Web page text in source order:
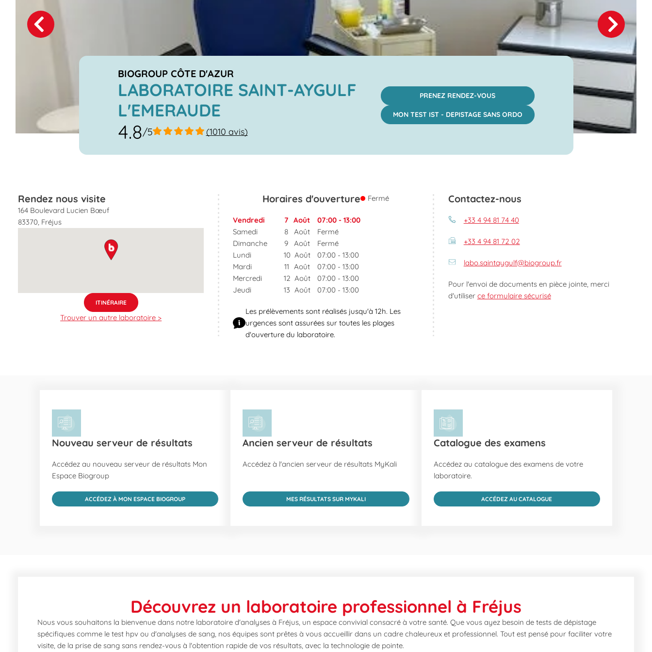
BIOGROUP CÔTE D'AZUR
LABORATOIRE SAINT-AYGULF
L'EMERAUDE
4.8/5 (1010 avis)
PRENEZ RENDEZ-VOUS
MON TEST IST - DEPISTAGE SANS ORDO
Previous
Next
Rendez nous visite
164 Boulevard Lucien Bœuf
83370, Fréjus
map pin
ITINÉRAIRE
Trouver un autre laboratoire >
Horaires d'ouverture Fermé
Vendredi 7 Août 07:00 -13:00
Samedi
8 Août
Fermé
Dimanche
9 Août
Fermé
Lundi
10 Août 07:00 -13:00
Mardi
11 Août 07:00 -13:00
Mercredi
12 Août 07:00 -13:00
Jeudi
13 Août 07:00 -13:00
Les prélèvements sont réalisés jusqu'à 12h. Les
urgences sont assurées sur toutes les plages
d'ouverture du laboratoire.
Contactez-nous
+33 4 94 81 74 40
+33 4 94 81 72 02
labo.saintaygulf@biogroup.fr
Pour l'envoi de documents en pièce jointe, merci
d'utiliser ce formulaire sécurisé
Nouveau serveur de résultats
Accédez au nouveau serveur de résultats Mon
Espace Biogroup
ACCÉDEZ À MON ESPACE BIOGROUP
Ancien serveur de résultats
Accédez à l'ancien serveur de résultats MyKali
MES RÉSULTATS SUR MYKALI
Catalogue des examens
Accédez au catalogue des examens de votre
laboratoire.
ACCÉDEZ AU CATALOGUE
Découvrez un laboratoire professionnel à Fréjus
Nous vous souhaitons la bienvenue dans notre laboratoire d'analyses à Fréjus, un espace convivial consacré à votre santé. Que vous ayez besoin de tests de dépistage
spécifiques comme le test hpv ou d'analyses de sang, nos équipes sont prêtes à vous accueillir dans un cadre chaleureux et professionnel. Tout est pensé pour faciliter votre
visite, de la prise de sang sans rendez-vous à l'obtention rapide de vos résultats, avec la technologie de pointe.